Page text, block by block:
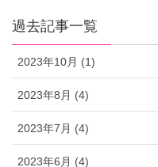
過去記事一覧
2023年10月 (1)
2023年8月 (4)
2023年7月 (4)
2023年6月 (4)